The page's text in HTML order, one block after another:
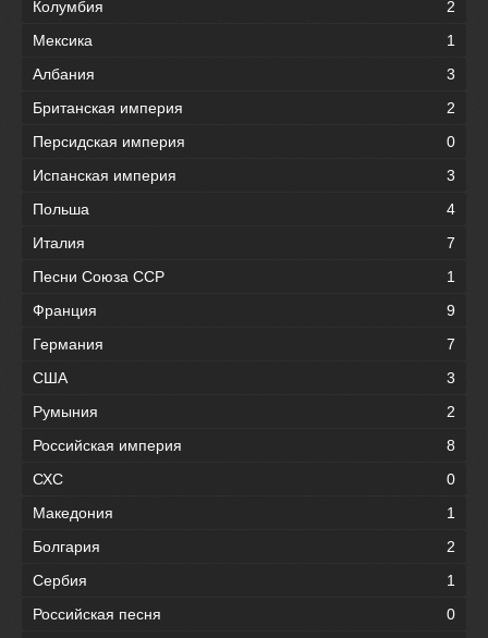
Колумбия
2
Мексика
1
Албания
3
Британская империя
2
Персидская империя
0
Испанская империя
3
Польша
4
Италия
7
Песни Союза ССР
1
Франция
9
Германия
7
США
3
Румыния
2
Российская империя
8
СХС
0
Македония
1
Болгария
2
Сербия
1
Российская песня
0